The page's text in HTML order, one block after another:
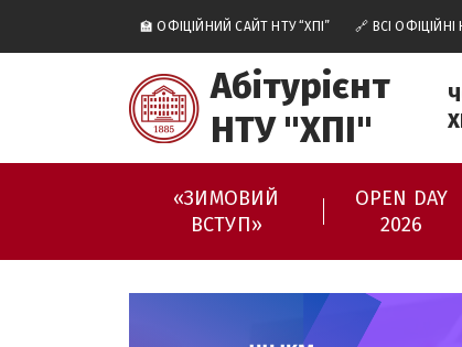
🏫 ОФІЦІЙНИЙ САЙТ НТУ “ХПІ” 🔗 ВСІ ОФІЦІЙНІ
Абітурієнт
НТУ "ХПІ"
«ЗИМОВИЙ
ВСТУП»
OPEN DAY
2026